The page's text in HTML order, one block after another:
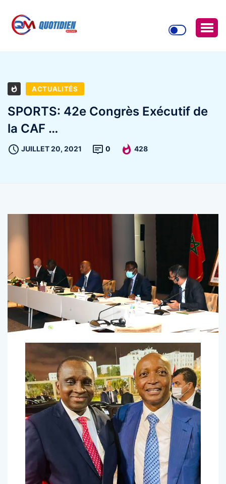
ACTUALITÉS
SPORTS: 42e Congrès Exécutif de
la CAF …
JUILLET 20, 2021 0 428